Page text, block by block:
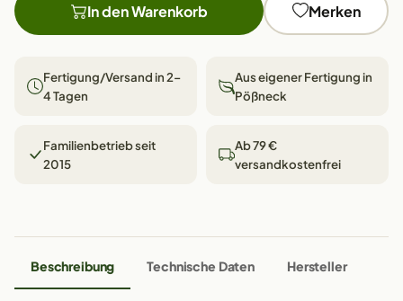
In den Warenkorb Merken
Fertigung/Versand in 2–
4 Tagen
Aus eigener Fertigung in
Pößneck
Familienbetrieb seit
2015
Ab 79 €
versandkostenfrei
Beschreibung Technische Daten Hersteller